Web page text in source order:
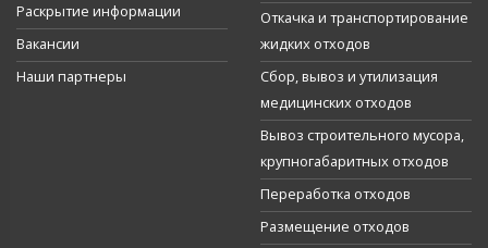
Раскрытие информации
Вакансии
Наши партнеры
Откачка и транспортирование
жидких отходов
Сбор, вывоз и утилизация
медицинских отходов
Вывоз строительного мусора,
крупногабаритных отходов
Переработка отходов
Размещение отходов